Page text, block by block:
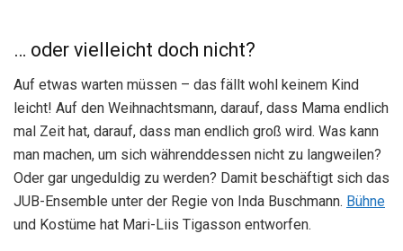
… oder vielleicht doch nicht?
Auf etwas warten müssen – das fällt wohl keinem Kind
leicht! Auf den Weihnachtsmann, darauf, dass Mama endlich
mal Zeit hat, darauf, dass man endlich groß wird. Was kann
man machen, um sich währenddessen nicht zu langweilen?
Oder gar ungeduldig zu werden? Damit beschäftigt sich das
JUB-Ensemble unter der Regie von Inda Buschmann. Bühne
und Kostüme hat Mari-Liis Tigasson entworfen.